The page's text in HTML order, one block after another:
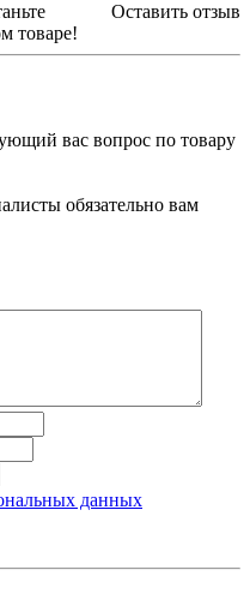
Оставить отзыв
товаре!
вас вопрос по товару
обязательно вам
данных